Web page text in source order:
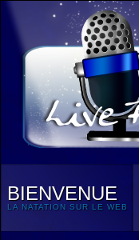
BIENVENUE
LA NATATION SUR LE WEB